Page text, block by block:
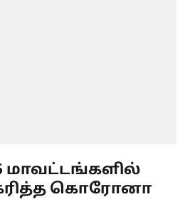
மாவட்டங்களில்
கொரோனா